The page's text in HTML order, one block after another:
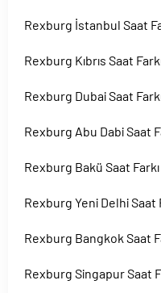
Rexburg İstanbul Saat
Rexburg Kıbrıs Saat
Rexburg Dubai Saat
Rexburg Abu Dabi Saat
Rexburg Bakü Saat Farkı
Rexburg Yeni Delhi Saat
Rexburg Bangkok Saat
Rexburg Singapur Saat